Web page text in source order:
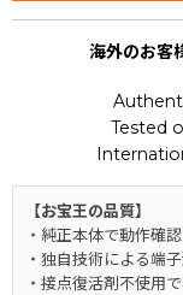
海外のお
Tested
【お宝王の品質】
・純正本体で動作確
・独自技術による端
・接点復活剤不使用